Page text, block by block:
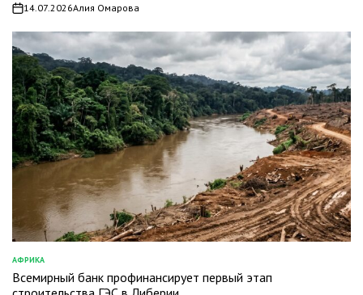
on14.07.2026Алия Омарова
ОПУБЛИКОВАНО
В
АФРИКА
Всемирный банк профинансирует первый этап